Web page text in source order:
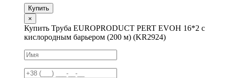
Купить
×
Купить Труба EUROPRODUCT PERT EVOH 16*2 с
кислородным барьером (200 м) (KR2924)